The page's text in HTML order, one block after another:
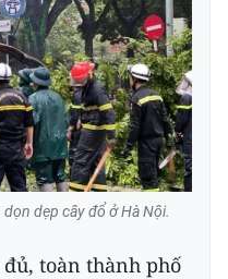
dẹp cây đổ ở Hà Nội.
toàn thành phố